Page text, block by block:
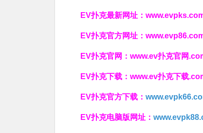
EV扑克最新网址：
EV扑克官方网址：
EV扑克官网： www.ev扑克官网
EV扑克下载： www.ev扑克下载
EV扑克官方下载：
EV扑克电脑版网址：